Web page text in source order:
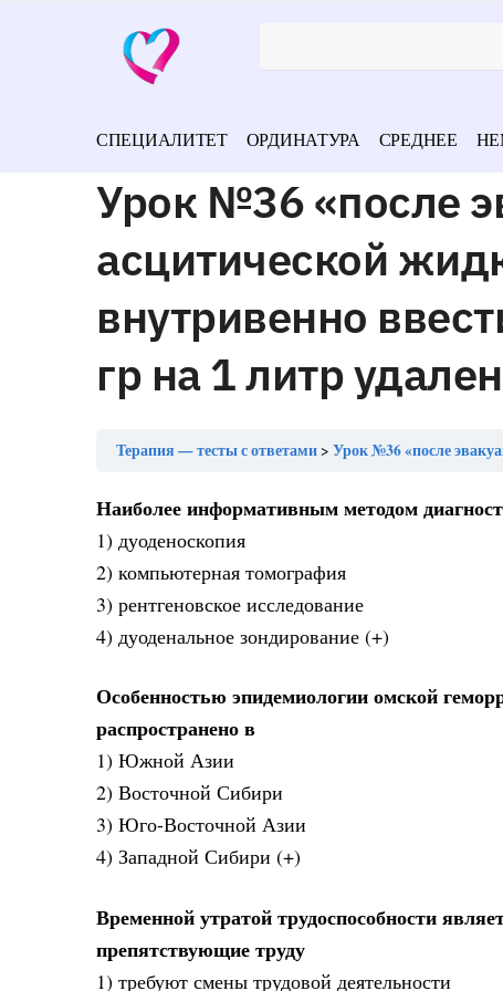
СПЕЦИАЛИТЕТ ОРДИНАТУРА СРЕДНЕЕ
Урок №36 «после
асцитической
внутривенно
гр на 1 литр
Терапия — тесты с ответами Урок №36 «после эвакуации 5 и более
Наиболее информативным методом
1) дуоденоскопия
2) компьютерная томография
3) рентгеновское исследование
4) дуоденальное зондирование (+)
Особенностью эпидемиологии омской
распространено в
1) Южной Азии
2) Восточной Сибири
3) Юго-Восточной Азии
4) Западной Сибири (+)
Временной утратой трудоспособности
препятствующие труду
1) требуют смены трудовой деятельности